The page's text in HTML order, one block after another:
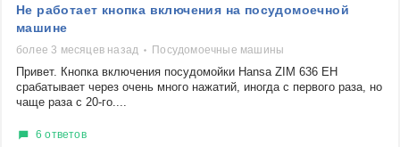
Не работает кнопка включения на посудомоечной
машине
более 3 месяцев назад Посудомоечные машины
Привет. Кнопка включения посудомойки Hansa ZIM 636 EH
срабатывает через очень много нажатий, иногда с первого раза, но
чаще раза с 20-го....
6 ответов